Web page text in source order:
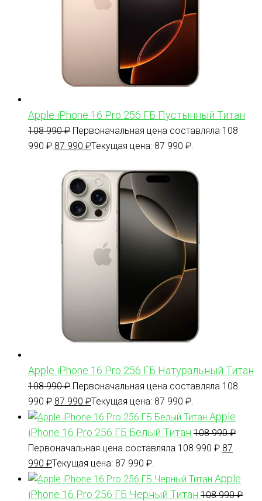
Apple iPhone 16 Pro 256 ГБ Пустынный Титан
108 990₽ Первоначальная цена составляла 108
990 ₽. 87 990 ₽Текущая цена: 87 990 ₽.
Apple iPhone 16 Pro 256 ГБ Натуральный Титан
108 990₽ Первоначальная цена составляла 108
990 ₽. 87 990 ₽Текущая цена: 87 990 ₽.
Apple
iPhone 16 Pro 256 ГБ Белый Титан 108 990₽
Первоначальная цена составляла 108 990 ₽. 87
990 ₽Текущая цена: 87 990 ₽.
Apple
iPhone 16 Pro 256 ГБ Черный Титан 108 990₽